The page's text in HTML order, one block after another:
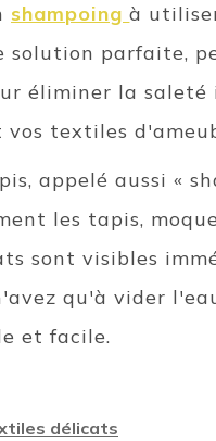
shampoingà
solution parfaite,
éliminer la
textiles
appelé aussi «
les tapis,
sont visibles
qu'à vider
et facile.
délicats